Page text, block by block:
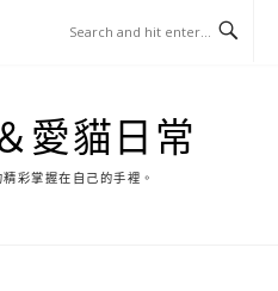
愛貓日常
彩掌握在自己的手裡。